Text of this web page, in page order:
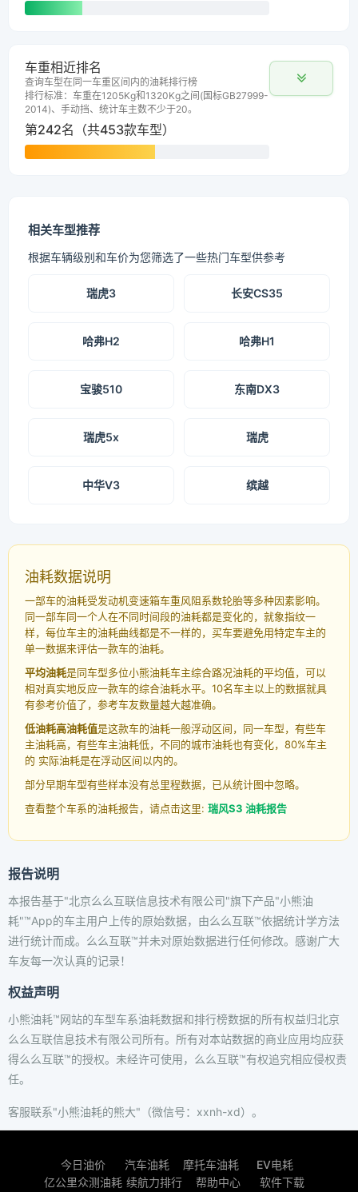
车重相近排名
查询车型在同一车重区间内的油耗排行榜
排行标准：车重在1205Kg和1320Kg之间(国标GB27999-
2014)、手动挡、统计车主数不少于20。
第242名（共453款车型）
相关车型推荐
根据车辆级别和车价为您筛选了一些热门车型供参考
瑞虎3 长安CS35
哈弗H2 哈弗H1
宝骏510 东南DX3
瑞虎5x 瑞虎
中华V3 缤越
油耗数据说明
一部车的油耗受发动机变速箱车重风阻系数轮胎等多种因素影响。
同一部车同一个人在不同时间段的油耗都是变化的，就象指纹一
样，每位车主的油耗曲线都是不一样的，买车要避免用特定车主的
单一数据来评估一款车的油耗。
平均油耗是同车型多位小熊油耗车主综合路况油耗的平均值，可以
相对真实地反应一款车的综合油耗水平。10名车主以上的数据就具
有参考价值了，参考车友数量越大越准确。
低油耗高油耗值是这款车的油耗一般浮动区间，同一车型，有些车
主油耗高，有些车主油耗低，不同的城市油耗也有变化，80%车主
的 实际油耗是在浮动区间以内的。
部分早期车型有些样本没有总里程数据，已从统计图中忽略。
查看整个车系的油耗报告，请点击这里: 瑞风S3 油耗报告
报告说明
本报告基于"北京么么互联信息技术有限公司"旗下产品"小熊油
耗"™App的车主用户上传的原始数据，由么么互联™依据统计学方法
进行统计而成。么么互联™并未对原始数据进行任何修改。感谢广大
车友每一次认真的记录！
权益声明
小熊油耗™网站的车型车系油耗数据和排行榜数据的所有权益归北京
么么互联信息技术有限公司所有。所有对本站数据的商业应用均应获
得么么互联™的授权。未经许可使用，么么互联™有权追究相应侵权责
任。
客服联系"小熊油耗的熊大"（微信号：xxnh-xd）。
今日油价 汽车油耗 摩托车油耗
EV电耗
亿公里众测油耗 续航力排行 帮助中心 软件下载